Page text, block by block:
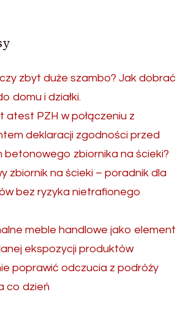
czy zbyt duże szambo? Jak dobrać
domu i działki.
atest PZH w połączeniu z
deklaracji zgodności przed
betonowego zbiornika na ścieki?
zbiornik na ścieki – poradnik dla
bez ryzyka nietrafionego
meble handlowe jako element
ekspozycji produktów
poprawić odczucia z podróży
co dzień